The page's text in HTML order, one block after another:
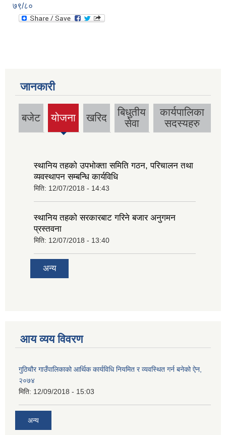
७९/८०
जानकारी
बजेट योजना
(active
tab)
खरिद
बिधुतीय
सेवा
कार्यपालिका
सदस्यहरु
स्थानिय तहको उपभोक्ता समिति गठन, परिचालन तथा
व्यवस्थापन सम्बन्धि कार्यविधि
मिति: 12/07/2018 - 14:43
स्थानिय तहको सरकारबाट गरिने बजार अनुगमन
प्रस्तवना
मिति: 12/07/2018 - 13:40
अन्य
आय व्यय विवरण
गुठिचौर गाउँपालिकाको आर्थिक कार्यविधि नियमित र व्यवस्थित गर्न बनेको ऐन,
२०७४
मिति: 12/09/2018 - 15:03
अन्य